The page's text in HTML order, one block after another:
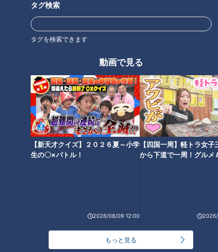
タグ検索
タグを検索できます
動画で見る
【新天才クイズ】２０２６夏～小学
生の〇×バトル！
2026/08/09 12:00
【四国一周】軽トラ女子
から下道で一周！グルメ
もっと見る
界一楽なスクワット！？ダイエ
ットのスペシャリストに学ぶ
「無理なくやせる方法」
尿病の予防法や改善法
身体のSOS！危険な神経痛
もし「脳卒中」になったらどう
する？…脳出血・くも膜下出
「認知症」なりやすい人の特徴